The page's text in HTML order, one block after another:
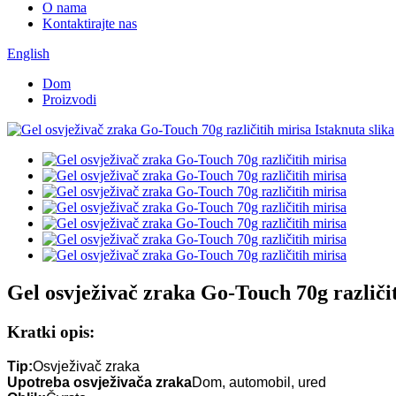
O nama
Kontaktirajte nas
English
Dom
Proizvodi
Gel osvježivač zraka Go-Touch 70g
Kratki opis:
Tip:Osvježivač zraka
Upotreba osvježivača zrakaDom, automobil, ured